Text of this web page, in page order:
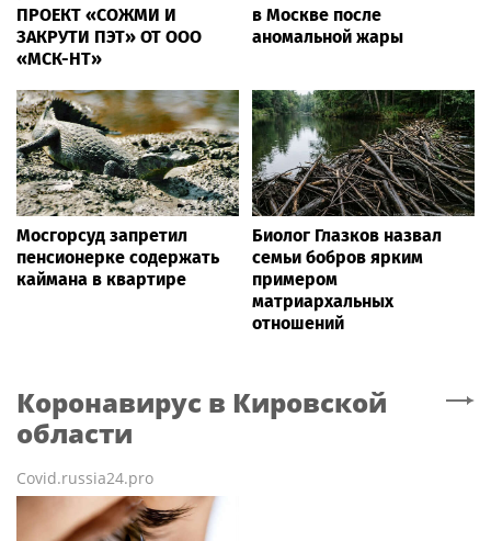
ПРОЕКТ «СОЖМИ И
ЗАКРУТИ ПЭТ» ОТ ООО
«МСК-НТ»
в Москве после
аномальной жары
Мосгорсуд запретил
пенсионерке содержать
каймана в квартире
Биолог Глазков назвал
семьи бобров ярким
примером
матриархальных
отношений
Коронавирус в Кировской
области
Covid.russia24.pro